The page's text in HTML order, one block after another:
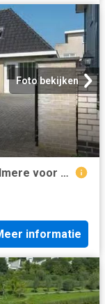
Foto bekijken
Huis te koop Martiniquestraat 3 in Almere voor € 885.000
informatie